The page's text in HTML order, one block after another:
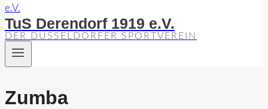
TuS Derendorf 1919 e.V.
DER DÜSSELDORFER SPORTVEREIN
Zumba